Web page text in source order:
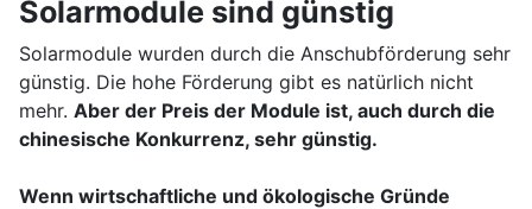
Solarmodule sind günstig
Solarmodule wurden durch die Anschubförderung sehr
günstig. Die hohe Förderung gibt es natürlich nicht
mehr. Aber der Preis der Module ist, auch durch die
chinesische Konkurrenz, sehr günstig.
Wenn wirtschaftliche und ökologische Gründe